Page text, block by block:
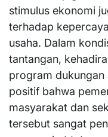
stimulus ekonomi
terhadap
usaha. Dalam
tantangan,
program dukungan
positif bahwa
masyarakat dan
tersebut sangat